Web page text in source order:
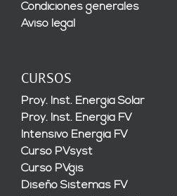
Condiciones generales
Aviso legal
CURSOS
Proy. Inst. Energía Solar
Proy. Inst. Energía FV
Intensivo Energía FV
Curso PVsyst
Curso PVgis
Diseño Sistemas FV